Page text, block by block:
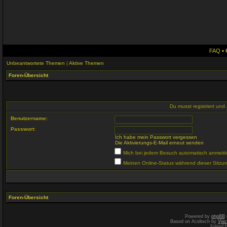
FAQ •
Unbeantwortete Themen | Aktive Themen
Foren-Übersicht
Du musst registriert
Benutzername:
Passwort:
Ich habe mein Passwort vergessen
Die Aktivierungs-E-Mail erneut senden
Mich bei jedem Besuch automatisch
Meinen Online-Status während dieser
Foren-Übersicht
Powered by phpBB
Based on Acidtech by